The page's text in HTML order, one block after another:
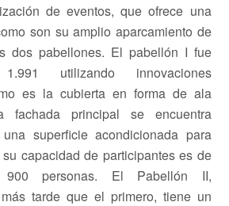
de eventos, que ofrece una
son su amplio aparcamiento de
dos pabellones. El pabellón I fue
utilizando innovaciones
es la cubierta en forma de ala
fachada principal se encuentra
superficie acondicionada para
capacidad de participantes es de
900 personas. El Pabellón II,
tarde que el primero, tiene un